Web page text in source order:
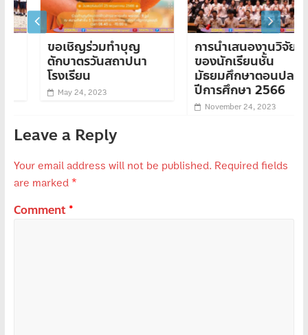
ขอเชิญร่วมทำบุญ
ตักบาตรวันสถาปนา
โรงเรียน
May 24, 2023
การนำเสนองานวิจัย
ของนักเรียนชั้น
มัธยมศึกษาตอนปลาย
ปีการศึกษา 2566
November 24, 2023
Leave a Reply
Your email address will not be published. Required fields
are marked *
Comment *